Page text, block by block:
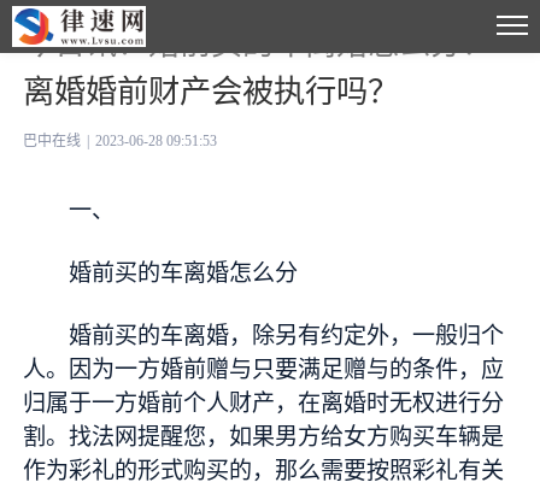
今日讯！婚前买的车离婚怎么分？
离婚婚前财产会被执行吗？
巴中在线 2023-06-28 09:51:53
一、
婚前买的车离婚怎么分
婚前买的车离婚，除另有约定外，一般归个
人。因为一方婚前赠与只要满足赠与的条件，应
归属于一方婚前个人财产，在离婚时无权进行分
割。找法网提醒您，如果男方给女方购买车辆是
作为彩礼的形式购买的，那么需要按照彩礼有关